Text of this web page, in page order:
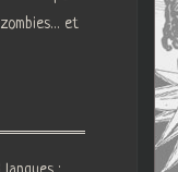
et